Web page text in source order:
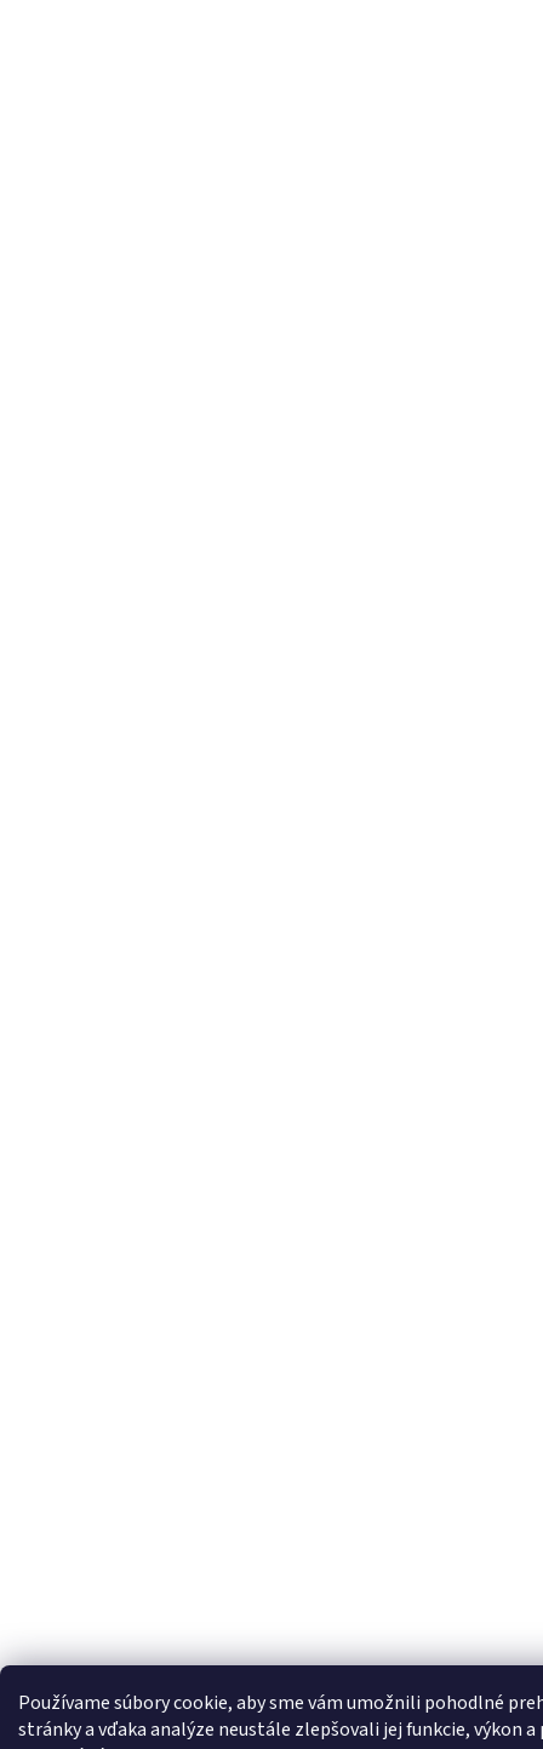
Používame súbory cookie, aby sme vám umožnili pohodlné
stránky a vďaka analýze neustále zlepšovali jej funkcie, výkon